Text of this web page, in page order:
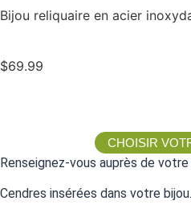
Bijou reliquaire en acier
$69.99
CHOISIR
Renseignez-vous auprès de
Cendres insérées dans votre bijou.